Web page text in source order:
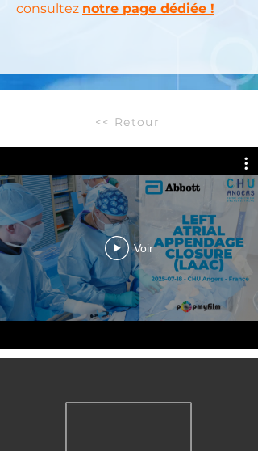
consultez notre page dédiée !
<< Retour
Voir